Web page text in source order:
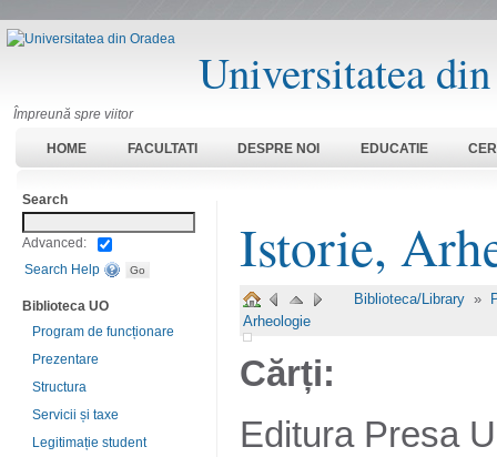
Universitatea
Împreună spre viitor
HOME FACULTATI DESPRE NOI EDUCATIE
Istorie,
Biblioteca/Library »
Arheologie
Cărți:
Editura Presa
Search
Advanced:
Search Help
Biblioteca UO
Program de funcționare
Prezentare
Structura
Servicii și taxe
Legitimație student